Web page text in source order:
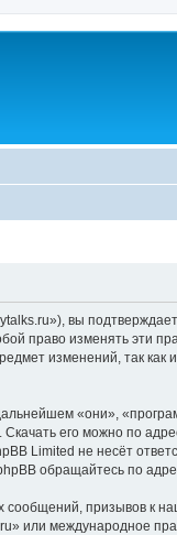
вы
право изменять эти
изменений, так
«они»,
его можно по
Limited не несёт
обращайтесь по
призывов к
или международное